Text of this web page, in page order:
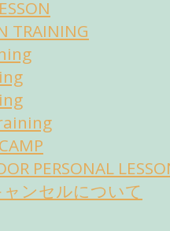
TRAINING
PERSONAL
ンセルについて